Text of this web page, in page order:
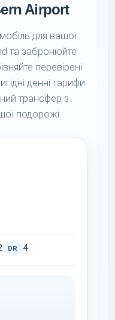
Airport
для вашої
та забронюйте
перевірені
денні тарифи
трансфер з
подорожі.
DR 4